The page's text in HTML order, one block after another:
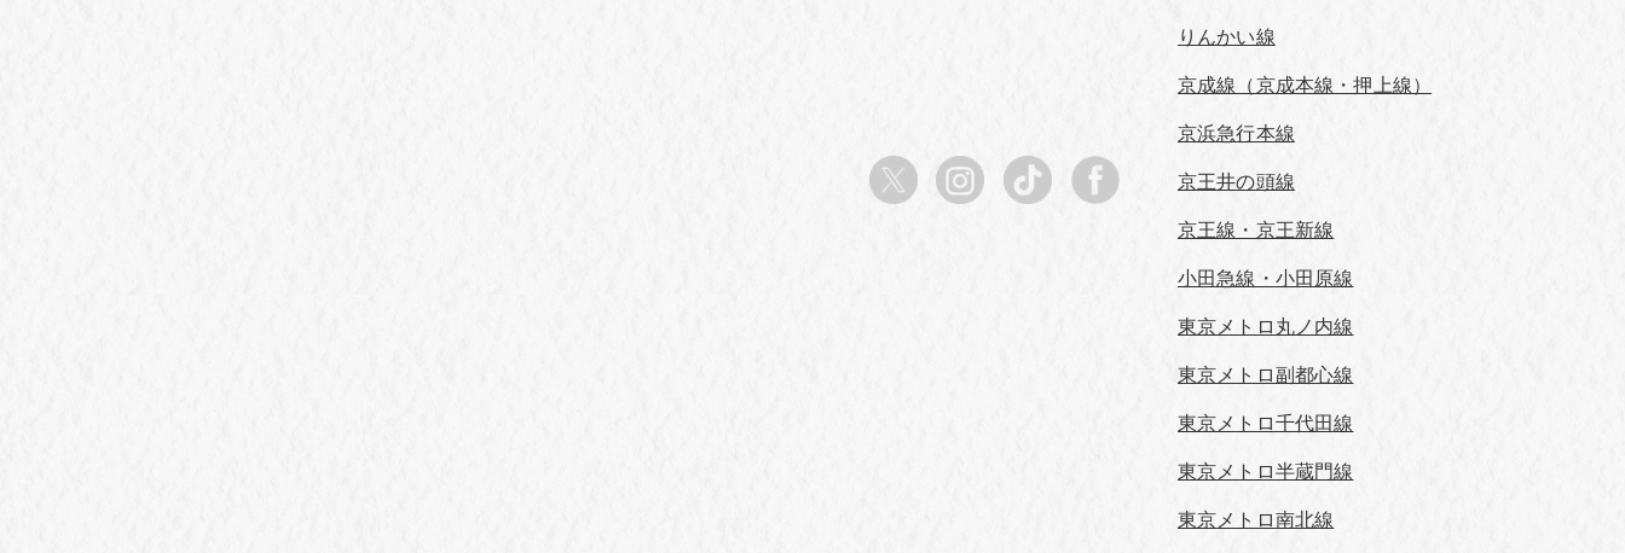
りんかい線
京成線（京成本線・押上線）
京浜急行本線
京王井の頭線
京王線・京王新線
小田急線・小田原線
東京メトロ丸ノ内線
東京メトロ副都心線
東京メトロ千代田線
東京メトロ半蔵門線
東京メトロ南北線